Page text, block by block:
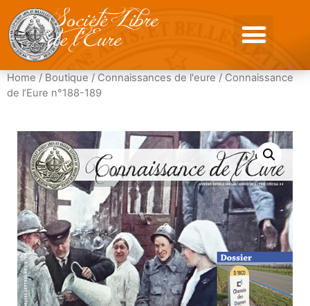
Société Libre
de l'Eure
Home / Boutique / Connaissances de l'eure / Connaissance
de l’Eure n°188-189